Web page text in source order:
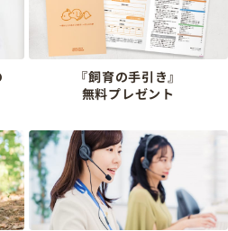
『飼育の手引き』
無料プレゼント